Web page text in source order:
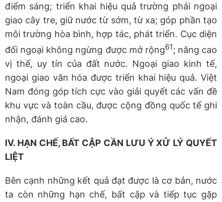
điểm sáng; triển khai hiệu quả trường phái ngoại
giao cây tre, giữ nước từ sớm, từ xa; góp phần tạo
môi trường hòa bình, hợp tác, phát triển. Cục diện
đối ngoại không ngừng được mở rộng61; nâng cao
vị thế, uy tín của đất nước. Ngoại giao kinh tế,
ngoại giao văn hóa được triển khai hiệu quả. Việt
Nam đóng góp tích cực vào giải quyết các vấn đề
khu vực và toàn cầu, được cộng đồng quốc tế ghi
nhận, đánh giá cao.
IV. HẠN CHẾ, BẤT CẬP CẦN LƯU Ý XỬ LÝ QUYẾT
LIỆT
Bên cạnh những kết quả đạt được là cơ bản, nước
ta còn những hạn chế, bất cập và tiếp tục gặp